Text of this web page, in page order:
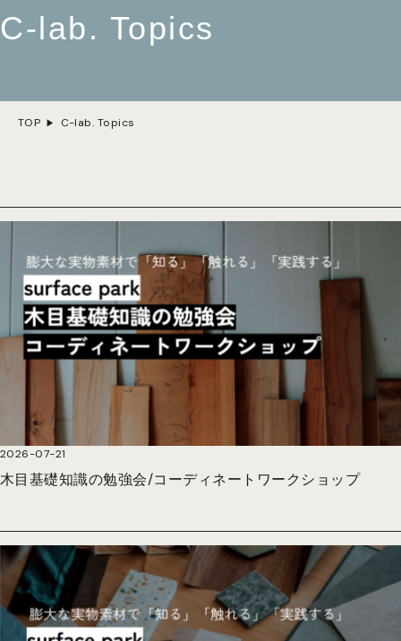
C-lab. Topics
TOP C-lab. Topics
2026-07-21
木目基礎知識の勉強会/コーディネートワークショップ